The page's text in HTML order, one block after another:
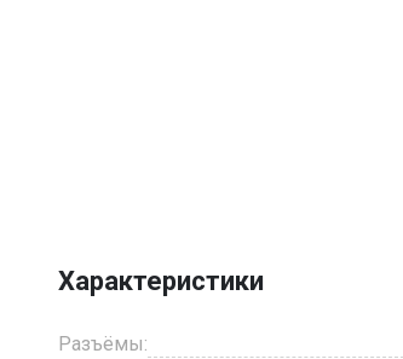
1
Характеристики
Разъёмы: